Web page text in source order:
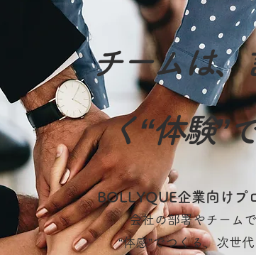
チームは、
く“体験”
BOLLYQUE企業向けプ
会社の部署やチーム
“体感”でつくる、次世